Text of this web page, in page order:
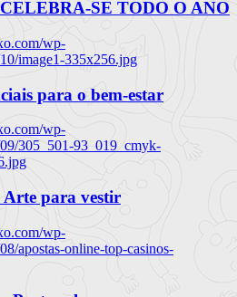
SE TODO O ANO
wp-
image1-335x256.jpg
para o bem-estar
wp-
305_501-93_019_cmyk-
para vestir
wp-
apostas-online-top-casinos-